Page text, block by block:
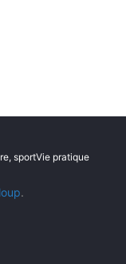
sportVie pratique
.